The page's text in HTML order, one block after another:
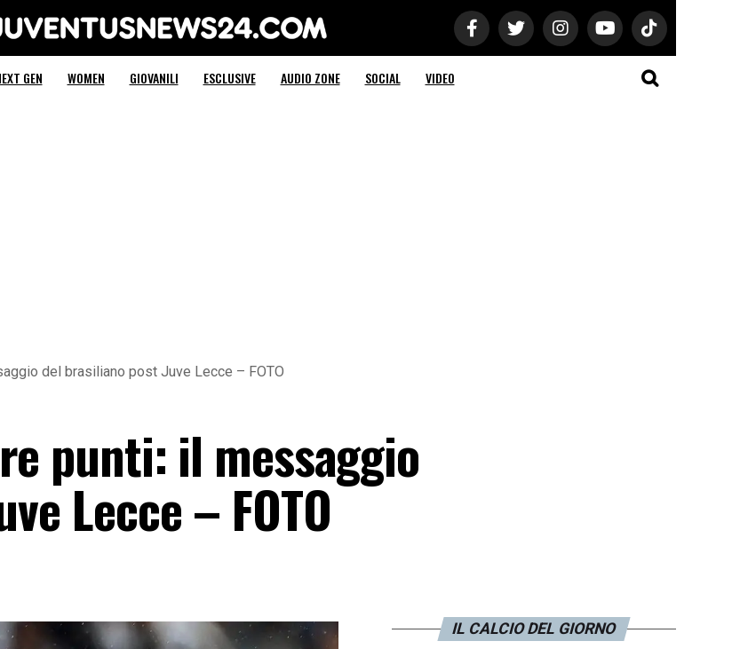
Juventus News 24
GEN WOMEN GIOVANILI ESCLUSIVE AUDIO ZONE SOCIAL VIDEO
del brasiliano post Juve Lecce – FOTO
punti: il messaggio
Lecce – FOTO
IL CALCIO DEL GIORNO